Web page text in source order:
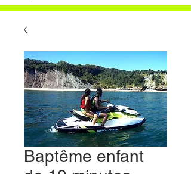
Baptême enfant